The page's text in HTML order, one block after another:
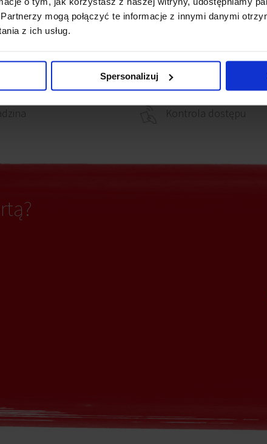
mogą połączyć te informacje z innymi danymi
z ich usług.
Spersonalizuj
elektryczne
dymu Ochrona
Kontrola dostępu